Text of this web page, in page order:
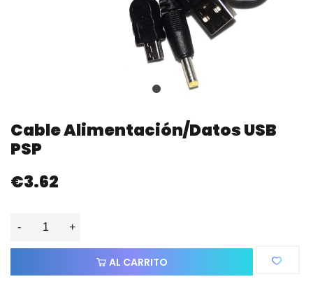
Cable Alimentación/datos USB
PSP
€3.62
- +
AL CARRITO